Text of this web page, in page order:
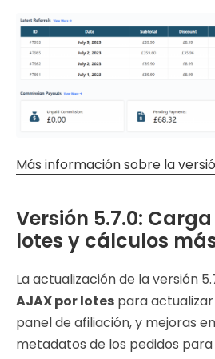
Más información sobre la
Versión 5.7.0:
lotes y cálculos
La actualización de la versión
AJAX por lotes para
panel de afiliación, y mejoras
metadatos de los pedidos